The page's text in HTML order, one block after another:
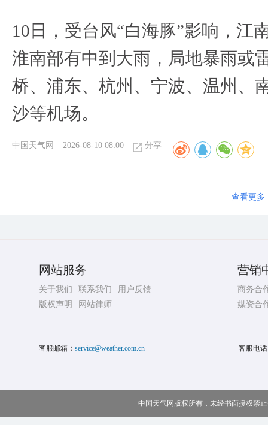
10日，受台风“白海豚”影响，江
淮南部有中到大雨，局地暴雨或
桥、浦东、杭州、宁波、温州、
沙等机场。
中国天气网 2026-08-10 08:00 分享
查看更多
网站服务
关于我们 联系我们
用户反馈
版权声明
网站律师
营销
商务合
媒资合
客服邮箱： service@weather.com.cn 客服电
中国天气网版权所有，未经书面授权